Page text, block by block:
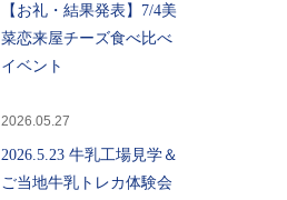
【お礼・結果発表】7/4美
菜恋来屋チーズ食べ比べ
イベント
2026.05.27
2026.5.23 牛乳工場見学＆
ご当地牛乳トレカ体験会